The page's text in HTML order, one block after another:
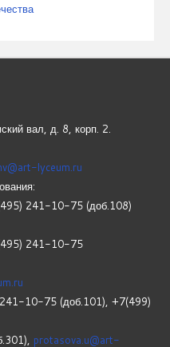
вал, д. 8, корп. 2.
lyceum.ru
241-10-75 (доб.108)
241-10-75
241-10-75 (доб.101), +7(499)
protasova.u@art-